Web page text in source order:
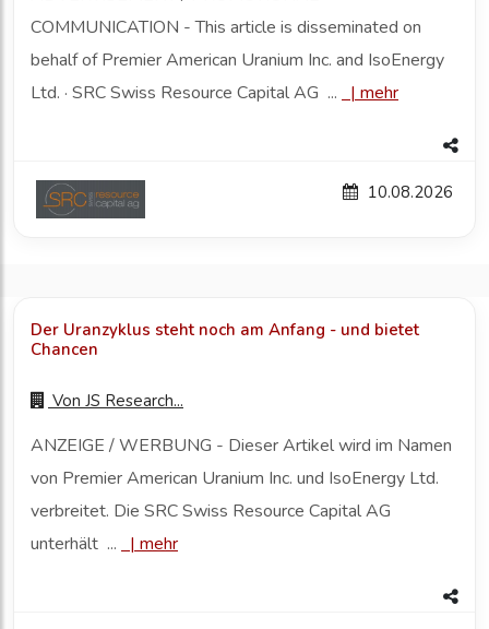
COMMUNICATION - This article is disseminated on
behalf of Premier American Uranium Inc. and IsoEnergy
Ltd. · SRC Swiss Resource Capital AG ...
| mehr
10.08.2026
Der Uranzyklus steht noch am Anfang - und bietet
Chancen
Von JS Research...
ANZEIGE / WERBUNG - Dieser Artikel wird im Namen
von Premier American Uranium Inc. und IsoEnergy Ltd.
verbreitet. Die SRC Swiss Resource Capital AG
unterhält ... |mehr